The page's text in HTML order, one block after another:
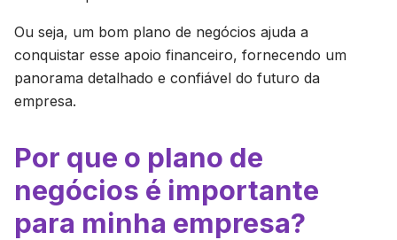
Ou seja, um bom plano de negócios ajuda a
conquistar esse apoio financeiro, fornecendo um
panorama detalhado e confiável do futuro da
empresa.
Por que o plano de
negócios é importante
para minha empresa?